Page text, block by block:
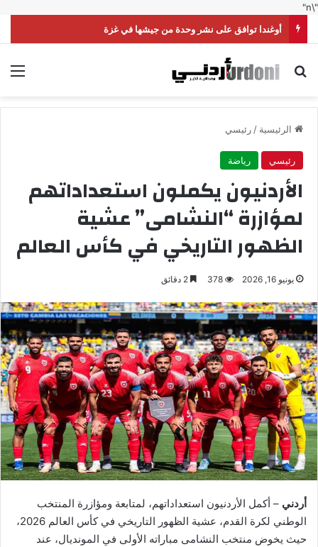
"\n"
أوغندا توافق على نشر وحدة من جيشها في غزة
بحث عن
الرئيسية /رئيسي
رئيسي رياضة
الأردنيون يكملون استعداداتهم
لمؤازرة “النشامى” عشية
الظهور التاريخي في كأس العالم
يونيو 16, 2026 378
أردني – أكمل الأردنيون استعداداتهم، لمتابعة ومؤازرة المنتخب
الوطني لكرة القدم، عشية الظهور التاريخي في كأس العالم 2026،
حيث يخوض منتخب النشامى مباراته الأولى في المونديال، عند